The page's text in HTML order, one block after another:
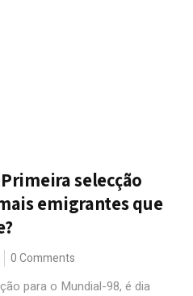
selecção
emigrantes que
0 Comments
para o Mundial-98, é dia